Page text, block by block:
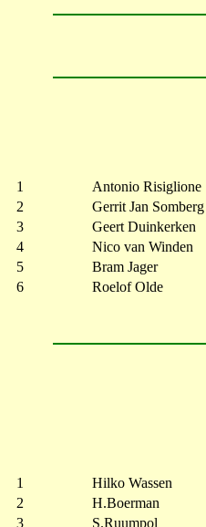
1 Antonio Risiglione
2
Gerrit Jan Somberg
3
Geert Duinkerken
4
Nico van Winden
5
Bram Jager
6
Roelof Olde
1 Hilko Wassen
2
H.Boerman
3
S.Ruumpol